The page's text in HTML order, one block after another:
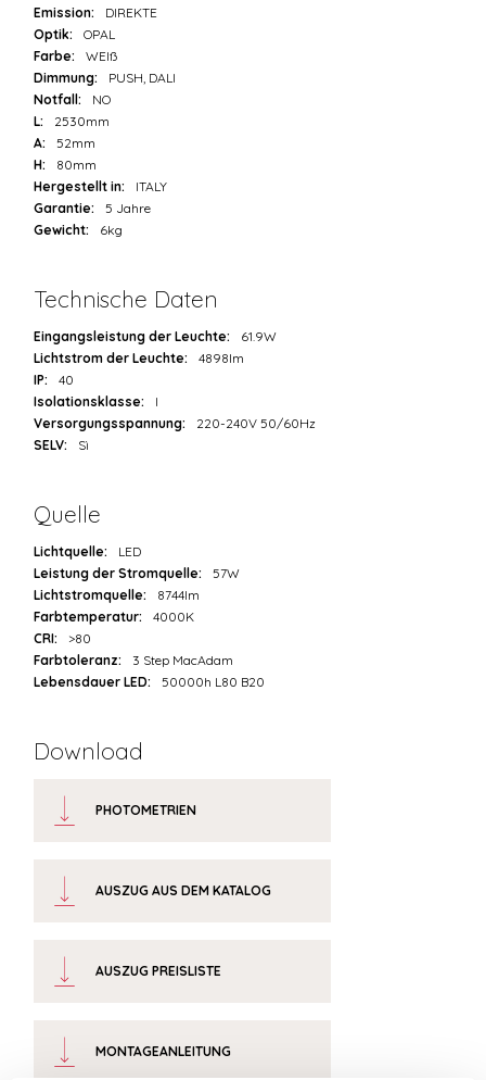
Emission:
DIREKTE
Optik:
OPAL
Farbe:
WEIß
Dimmung:
PUSH, DALI
Notfall:
NO
L:
2530mm
A:
52mm
H:
80mm
Hergestellt in:
ITALY
Garantie:
5 Jahre
Gewicht:
6kg
Technische Daten
Eingangsleistung der Leuchte:
61.9W
Lichtstrom der Leuchte:
4898lm
IP:
40
Isolationsklasse:
I
Versorgungsspannung:
220-240V 50/60Hz
SELV:
Sì
Quelle
Lichtquelle:
LED
Leistung der Stromquelle:
57W
Lichtstromquelle:
8744lm
Farbtemperatur:
4000K
CRI:
>80
Farbtoleranz:
3 Step MacAdam
Lebensdauer LED:
50000h L80 B20
Download
PHOTOMETRIEN
AUSZUG AUS DEM KATALOG
AUSZUG PREISLISTE
MONTAGEANLEITUNG